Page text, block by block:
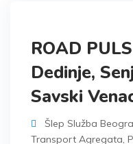
ROAD
Dedinje,
Savski
Šlep Služba
Transport Agregata,